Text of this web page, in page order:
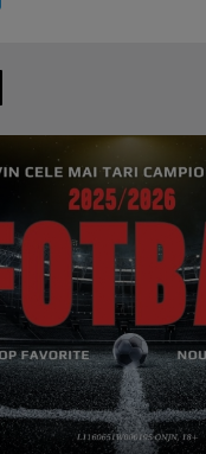
la Târgu Mureș! TVR
în direct
Europene de canotaj